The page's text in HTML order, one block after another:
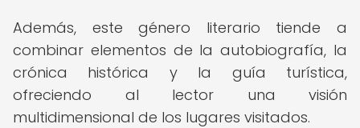
Además, este género literario tiende a
combinar elementos de la autobiografía, la
crónica histórica y la guía turística,
ofreciendo al lector una visión
multidimensional de los lugares visitados.